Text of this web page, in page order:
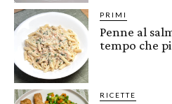
PRIMI
Penne al
tempo che
RICETTE